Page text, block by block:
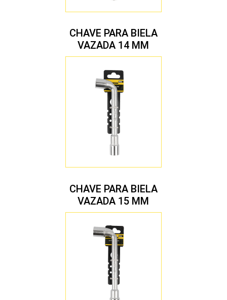
CHAVE PARA BIELA
VAZADA 14 MM
CHAVE PARA BIELA
VAZADA 15 MM